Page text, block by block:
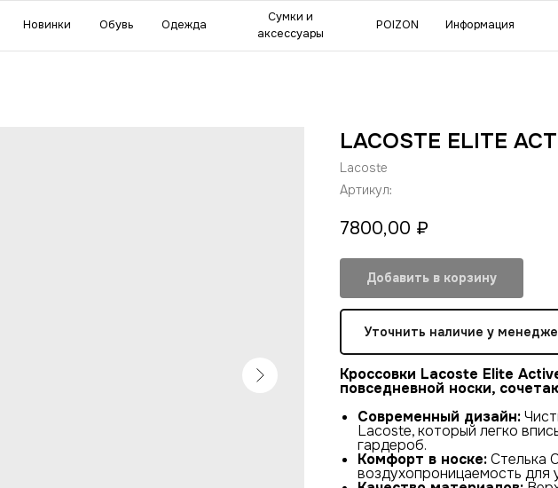
аксессуары
Информация
LACOSTE ELITE
Lacoste
Артикул:
7800,00 ₽
Добавить в корзину
Уточнить наличие у
Кроссовки Lacoste Elite
повседневной носки,
Современный дизайн:
Lacoste, который легко
гардероб.
Комфорт в носке:Стелька
воздухопроницаемость для